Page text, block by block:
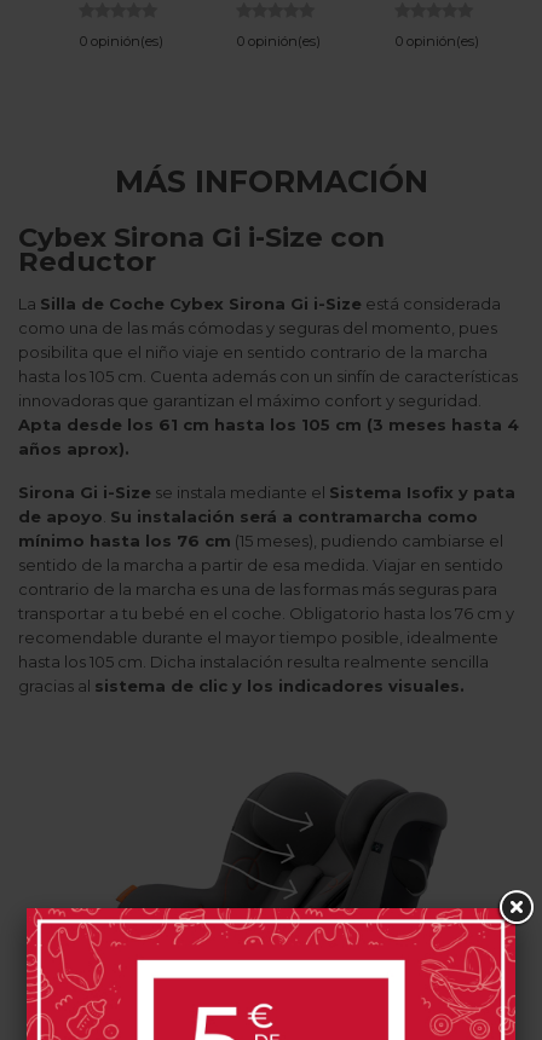
0 opinión(es) 0 opinión(es) 0 opinión(es)
MÁS INFORMACIÓN
Cybex Sirona Gi i-Size con
Reductor
La Silla de Coche Cybex Sirona Gi i-Size está considerada
como una de las más cómodas y seguras del momento, pues
posibilita que el niño viaje en sentido contrario de la marcha
hasta los 105 cm. Cuenta además con un sinfín de características
innovadoras que garantizan el máximo confort y seguridad.
Apta desde los 61 cm hasta los 105 cm (3 meses hasta 4
años aprox).
Sirona Gi i-Size se instala mediante el Sistema Isofix y pata
de apoyo Su instalación será a contramarcha como
mínimo hasta los 76 cm (15 meses), pudiendo cambiarse el
sentido de la marcha a partir de esa medida. Viajar en sentido
contrario de la marcha es una de las formas más seguras para
transportar a tu bebé en el coche. Obligatorio hasta los 76 cm y
recomendable durante el mayor tiempo posible, idealmente
hasta los 105 cm. Dicha instalación resulta realmente sencilla
gracias al sistema de clic y los indicadores visuales.